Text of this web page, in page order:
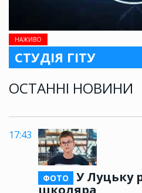
НАЖИВО
СТУДІЯ ГІТУ
ОСТАННІ НОВИНИ
17:43
ФОТО
У Луцьку
школяра